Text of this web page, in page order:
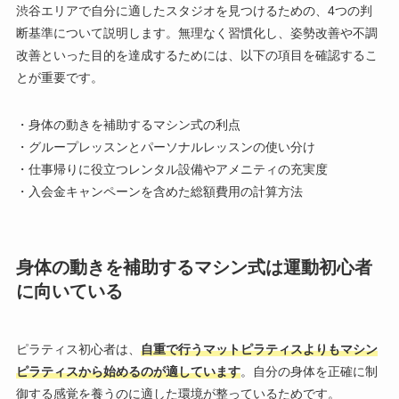
渋谷エリアで自分に適したスタジオを見つけるための、4つの判
断基準について説明します。無理なく習慣化し、姿勢改善や不調
改善といった目的を達成するためには、以下の項目を確認するこ
とが重要です。
・身体の動きを補助するマシン式の利点
・グループレッスンとパーソナルレッスンの使い分け
・仕事帰りに役立つレンタル設備やアメニティの充実度
・入会金キャンペーンを含めた総額費用の計算方法
身体の動きを補助するマシン式は運動初心者
に向いている
ピラティス初心者は、 自重で行うマットピラティスよりもマシン
ピラティスから始めるのが適しています。自分の身体を正確に制
御する感覚を養うのに適した環境が整っているためです。